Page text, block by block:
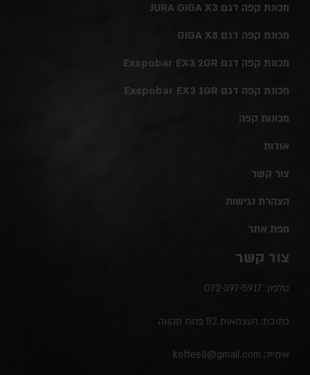
מכונת קפה דגם JURA GIGA X3
מכונת קפה דגם GIGA X8
מכונת קפה דגם Exspobar EX3 2GR
מכונת קפה דגם Exspobar EX3 1GR
מכונות קפה
אודות
צור קשר
הצהרת נגישות
מפת אתר
צור קשר
טלפון: 072-397-5917
כתובת: העצמאות 52 פתח תקווה
אימייל: koffee8@gmail.com